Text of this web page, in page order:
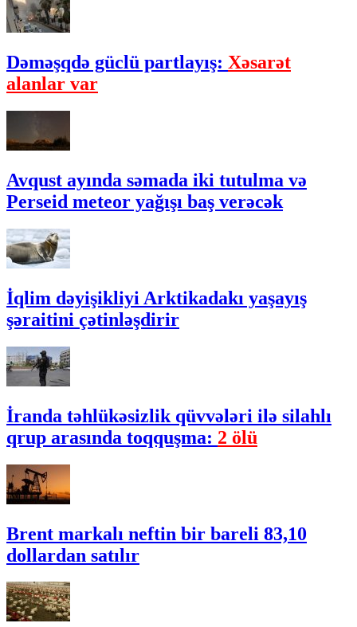
Dəməşqdə güclü partlayış: Xəsarət
alanlar var
Avqust ayında səmada iki tutulma və
Perseid meteor yağışı baş verəcək
İqlim dəyişikliyi Arktikadakı yaşayış
şəraitini çətinləşdirir
İranda təhlükəsizlik qüvvələri ilə silahlı
qrup arasında toqquşma: 2 ölü
Brent markalı neftin bir bareli 83,10
dollardan satılır